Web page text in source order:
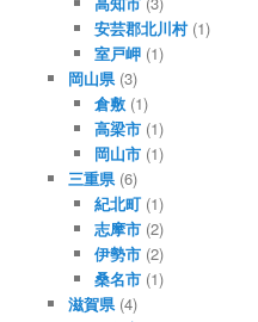
安芸郡北川村(1)
室戸岬 (1)
岡山県(3)
倉敷 (1)
高梁市 (1)
岡山市 (1)
三重県(6)
紀北町 (1)
志摩市 (2)
伊勢市 (2)
桑名市 (1)
滋賀県(4)